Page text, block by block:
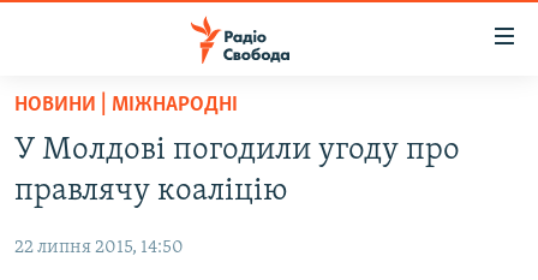
Перейти
основного
матеріалу
Перейти
до
ВСЕ ЗА ДОБУ
СТАТТІ
ПОЛІТИКА
ВІЙНА
НОВИНИ | МІЖНАРОДНІ
У Молдові погодили угоду про
правлячу коаліцію
22 липня 2015, 14:50